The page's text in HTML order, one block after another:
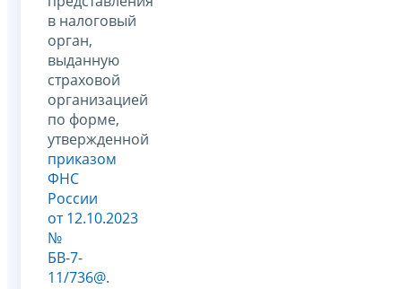
в налоговый
орган,
выданную
страховой
организацией
по форме,
утвержденной
приказом
ФНС
России
от 12.10.2023
№
БВ-7-
11/736@.